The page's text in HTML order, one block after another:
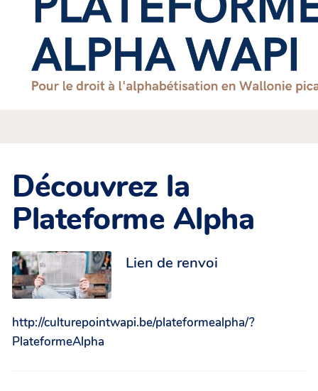
Découvrez la
Plateforme Alpha
Lien de renvoi
http://culturepointwapi.be/plateformealpha/?
PlateformeAlpha